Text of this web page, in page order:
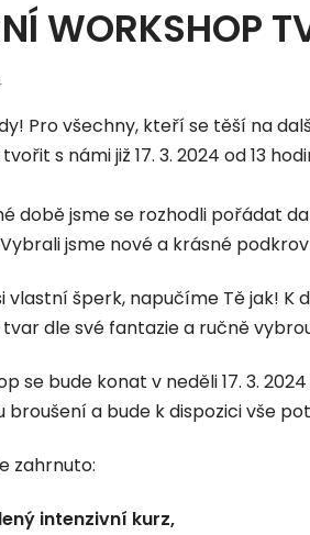
WORKSHOP
Pro všechny, kteří se těší na
s námi již 17. 3. 2024 od 13
době jsme se rozhodli pořádat
jsme nové a krásné
vlastní šperk, napučíme Tě jak! K
dle své fantazie a ručně
se bude konat v neděli 17. 3.
broušení a bude k dispozici vše
zahrnuto:
intenzivní kurz,